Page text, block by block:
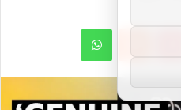
بينتيريست واتساب